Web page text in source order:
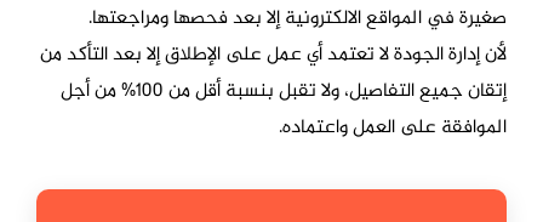
صغيرة في المواقع الالكترونية إلا بعد فحصها ومراجعتها.
لأن إدارة الجودة لا تعتمد أي عمل على الإطلاق إلا بعد التأكد من
إتقان جميع التفاصيل، ولا تقبل بنسبة أقل من 100% من أجل
الموافقة على العمل واعتماده.